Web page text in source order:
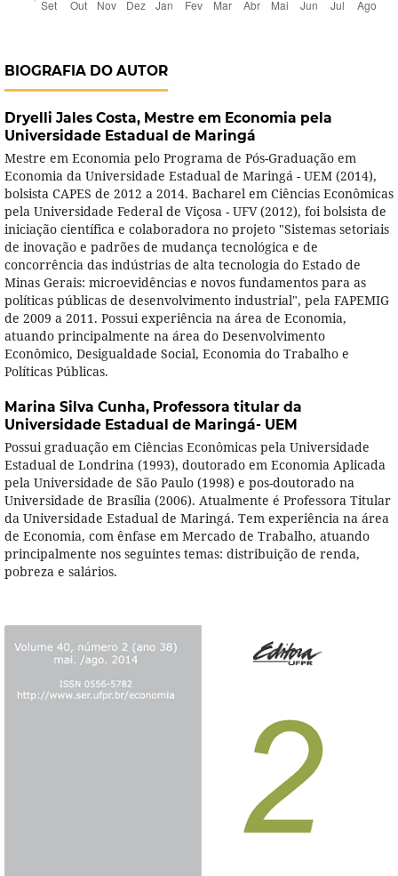
BIOGRAFIA DO AUTOR
Dryelli Jales Costa, Mestre em Economia pela
Universidade Estadual de Maringá
Mestre em Economia pelo Programa de Pós-Graduação em
Economia da Universidade Estadual de Maringá - UEM (2014),
bolsista CAPES de 2012 a 2014. Bacharel em Ciências Econômicas
pela Universidade Federal de Viçosa - UFV (2012), foi bolsista de
iniciação científica e colaboradora no projeto "Sistemas setoriais
de inovação e padrões de mudança tecnológica e de
concorrência das indústrias de alta tecnologia do Estado de
Minas Gerais: microevidências e novos fundamentos para as
políticas públicas de desenvolvimento industrial", pela FAPEMIG
de 2009 a 2011. Possui experiência na área de Economia,
atuando principalmente na área do Desenvolvimento
Econômico, Desigualdade Social, Economia do Trabalho e
Políticas Públicas.
Marina Silva Cunha, Professora titular da
Universidade Estadual de Maringá- UEM
Possui graduação em Ciências Econômicas pela Universidade
Estadual de Londrina (1993), doutorado em Economia Aplicada
pela Universidade de São Paulo (1998) e pos-doutorado na
Universidade de Brasília (2006). Atualmente é Professora Titular
da Universidade Estadual de Maringá. Tem experiência na área
de Economia, com ênfase em Mercado de Trabalho, atuando
principalmente nos seguintes temas: distribuição de renda,
pobreza e salários.